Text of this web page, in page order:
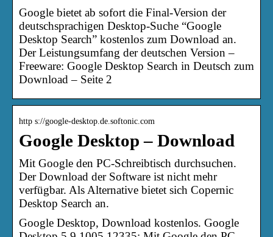
Google bietet ab sofort die Final-Version der
deutschsprachigen Desktop-Suche “Google
Desktop Search” kostenlos zum Download an.
Der Leistungsumfang der deutschen Version –
Freeware: Google Desktop Search in Deutsch zum
Download – Seite 2
http s://google-desktop.de.softonic.com
Google Desktop – Download
Mit Google den PC-Schreibtisch durchsuchen.
Der Download der Software ist nicht mehr
verfügbar. Als Alternative bietet sich Copernic
Desktop Search an.
Google Desktop, Download kostenlos. Google